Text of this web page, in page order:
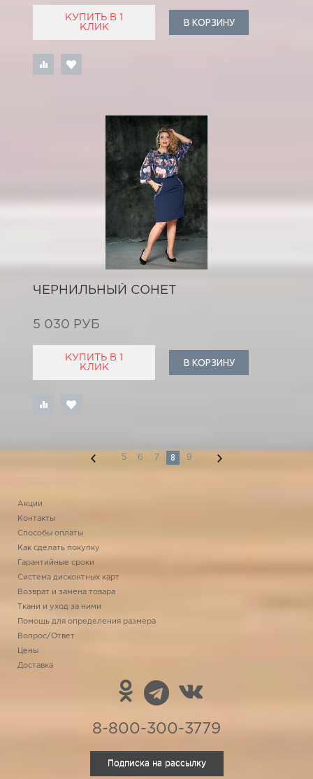
КУПИТЬ В 1
КЛИК
В КОРЗИНУ
ЧЕРНИЛЬНЫЙ СОНЕТ
5 030 РУБ
КУПИТЬ В 1
КЛИК
В КОРЗИНУ
5 6 7 8 9
Акции
Контакты
Способы оплаты
Как сделать покупку
Гарантийные сроки
Система дисконтных карт
Возврат и замена товара
Ткани и уход за ними
Помощь для определения размера
Вопрос/Ответ
Цены
Доставка
8-800-300-3779
Подписка на рассылку